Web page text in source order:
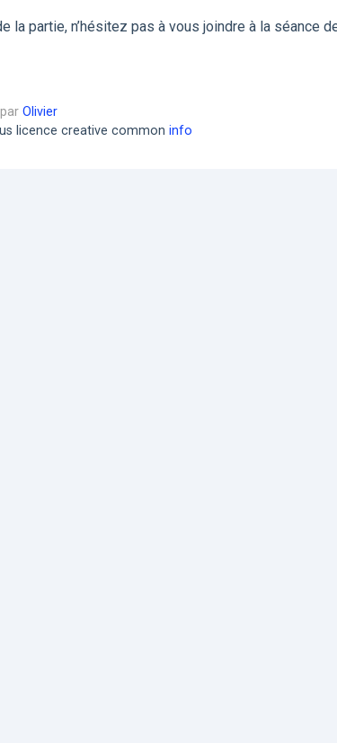
la partie, n’hésitez pas à vous joindre à la séance
Olivier
licence creative common info